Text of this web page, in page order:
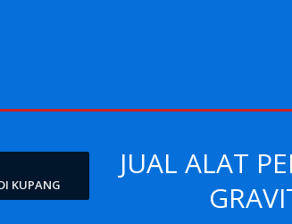
KUPANG
JUAL ALAT